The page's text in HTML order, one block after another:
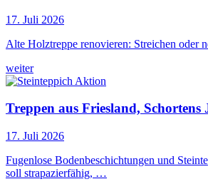
17. Juli 2026
Alte Holztreppe renovieren: Streichen oder
weiter
Treppen aus Friesland, Schortens
17. Juli 2026
Fugenlose Bodenbeschichtungen und
soll strapazierfähig, …